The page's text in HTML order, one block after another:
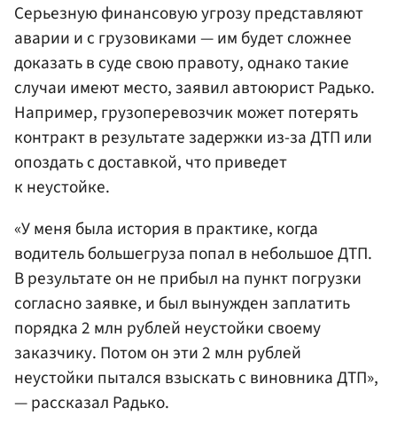
Серьезную финансовую угрозу представляют
аварии и с грузовиками — им будет сложнее
доказать в суде свою правоту, однако такие
случаи имеют место, заявил автоюрист Радько.
Например, грузоперевозчик может потерять
контракт в результате задержки из-за ДТП или
опоздать с доставкой, что приведет
к неустойке.
«У меня была история в практике, когда
водитель большегруза попал в небольшое ДТП.
В результате он не прибыл на пункт погрузки
согласно заявке, и был вынужден заплатить
порядка 2 млн рублей неустойки своему
заказчику. Потом он эти 2 млн рублей
неустойки пытался взыскать с виновника ДТП»,
— рассказал Радько.